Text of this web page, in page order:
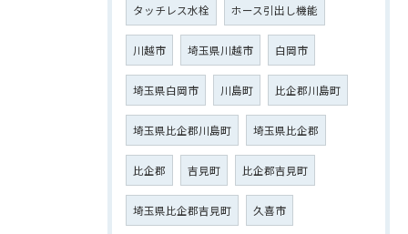
タッチレス水栓 ホース引出し機能
川越市 埼玉県川越市 白岡市
埼玉県白岡市 川島町 比企郡川島町
埼玉県比企郡川島町 埼玉県比企郡
比企郡 吉見町 比企郡吉見町
埼玉県比企郡吉見町 久喜市